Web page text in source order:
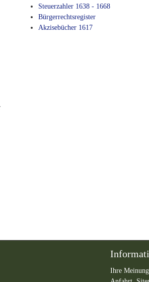
Steuerzahler 1638 - 1668
Bürgerrechtsregister
Akzisebücher 1617
Ihre